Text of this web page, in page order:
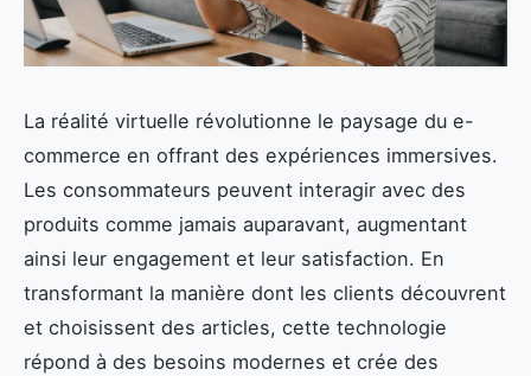
La réalité virtuelle révolutionne le paysage du e-
commerce en offrant des expériences immersives.
Les consommateurs peuvent interagir avec des
produits comme jamais auparavant, augmentant
ainsi leur engagement et leur satisfaction. En
transformant la manière dont les clients découvrent
et choisissent des articles, cette technologie
répond à des besoins modernes et crée des